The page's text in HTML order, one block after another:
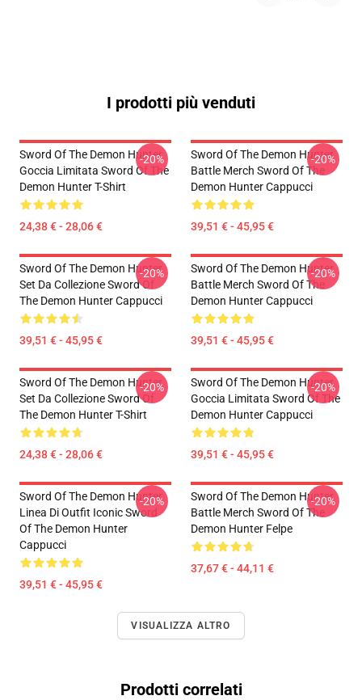
I prodotti più venduti
Sword Of The Demon Hunter
Goccia Limitata Sword Of The
Demon Hunter T-Shirt
24,38 € - 28,06 €
-20%
Sword Of The Demon Hunter
Battle Merch Sword Of The
Demon Hunter Cappucci
39,51 € - 45,95 €
-20%
Sword Of The Demon Hunter
Set Da Collezione Sword Of
The Demon Hunter Cappucci
39,51 € - 45,95 €
-20%
Sword Of The Demon Hunter
Battle Merch Sword Of The
Demon Hunter Cappucci
39,51 € - 45,95 €
-20%
Sword Of The Demon Hunter
Set Da Collezione Sword Of
The Demon Hunter T-Shirt
24,38 € - 28,06 €
-20%
Sword Of The Demon Hunter
Goccia Limitata Sword Of The
Demon Hunter Cappucci
39,51 € - 45,95 €
-20%
Sword Of The Demon Hunter
Linea Di Outfit Iconic Sword
Of The Demon Hunter
Cappucci
39,51 € - 45,95 €
-20%
Sword Of The Demon Hunter
Battle Merch Sword Of The
Demon Hunter Felpe
37,67 € - 44,11 €
-20%
VISUALIZZA ALTRO
Prodotti correlati